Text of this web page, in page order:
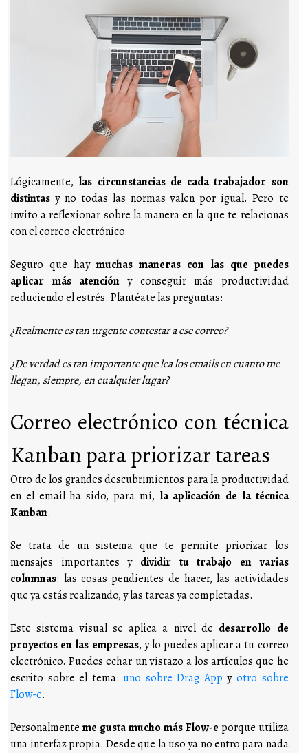
Lógicamente, las circunstancias de cada trabajador son
distintas y no todas las normas valen por igual. Pero te
invito a reflexionar sobre la manera en la que te relacionas
con el correo electrónico.
Seguro que hay muchas maneras con las que puedes
aplicar más atencióny conseguir más productividad
reduciendo el estrés. Plantéate las preguntas:
¿Realmente es tan urgente contestar a ese correo?
¿De verdad es tan importante que lea los emails en cuanto me
llegan, siempre, en cualquier lugar?
Correo electrónico con técnica
Kanban para priorizar tareas
Otro de los grandes descubrimientos para la productividad
en el email ha sido, para mí, la aplicación de la técnica
Kanban.
Se trata de un sistema que te permite priorizar los
mensajes importantes y dividir tu trabajo en varias
columnas: las cosas pendientes de hacer, las actividades
que ya estás realizando, y las tareas ya completadas.
Este sistema visual se aplica a nivel de desarrollo de
proyectos en las empresas, y lo puedes aplicar a tu correo
electrónico. Puedes echar un vistazo a los artículos que he
escrito sobre el tema: uno sobre Drag App y otro sobre
Flow-e.
Personalmenteme gusta mucho más Flow-e porque utiliza
una interfaz propia. Desde que la uso ya no entro para nada